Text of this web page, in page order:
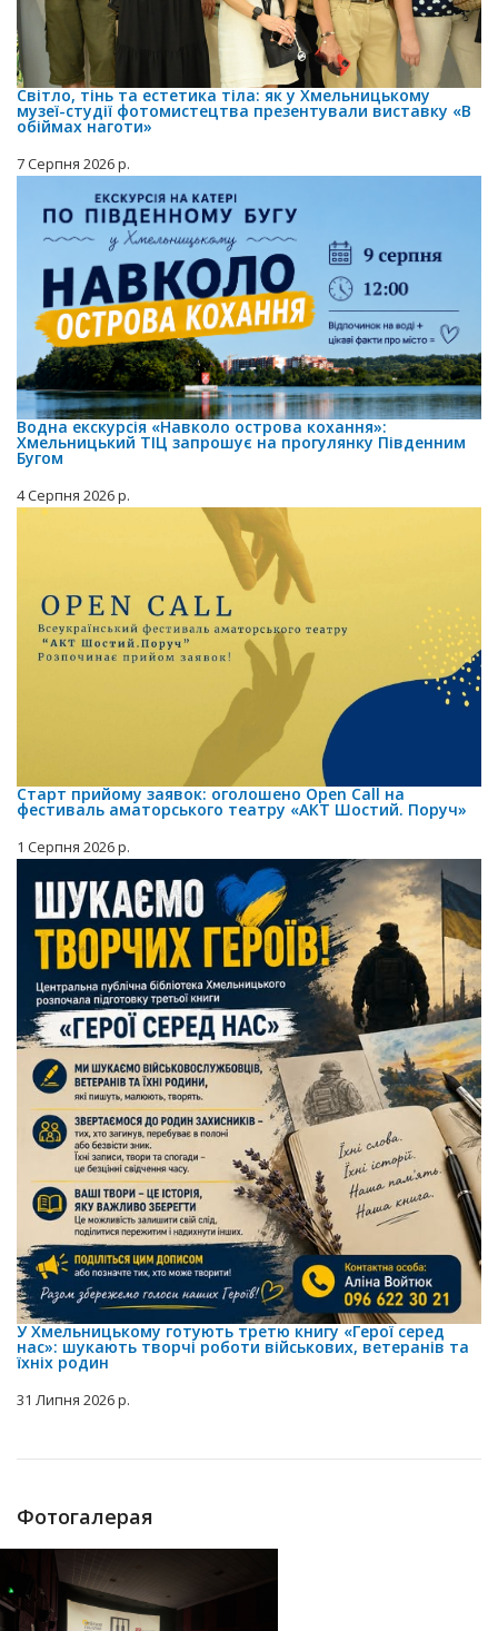
Світло, тінь та естетика тіла: як у Хмельницькому
музеї-студії фотомистецтва презентували виставку «В
обіймах наготи»
7 Серпня 2026 р.
Водна екскурсія «Навколо острова кохання»:
Хмельницький ТІЦ запрошує на прогулянку Південним
Бугом
4 Серпня 2026 р.
Старт прийому заявок: оголошено Open Call на
фестиваль аматорського театру «АКТ Шостий. Поруч»
1 Серпня 2026 р.
У Хмельницькому готують третю книгу «Герої серед
нас»: шукають творчі роботи військових, ветеранів та
їхніх родин
31 Липня 2026 р.
Фотогалерая